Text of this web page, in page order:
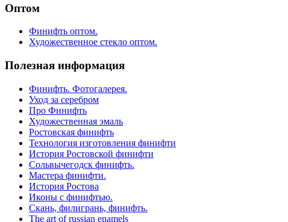
Оптом
Финифть оптом.
Художественное стекло оптом.
Полезная информация
Финифть. Фотогалерея.
Уход за серебром
Про Финифть
Художественная эмаль
Ростовская финифть
Технология изготовления финифти
История Ростовской финифти
Сольвычегодск финифть.
Мастера финифти.
История Ростова
Иконы с финифтью.
Скань, филигрань, финифть.
The art of russian enamels